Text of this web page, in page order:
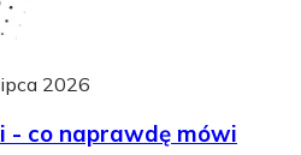
2026
co naprawdę mówi